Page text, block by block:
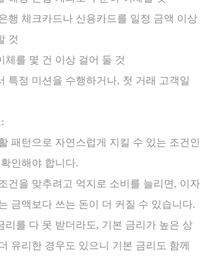
행 체크카드나 신용카드를 일정 금액 이상
것
체를 몇 건 이상 걸어 둘 것
특정 미션을 수행하거나, 첫 거래 고객일
패턴으로 자연스럽게 지킬 수 있는 조건인
인해야 합니다.
건을 맞추려고 억지로 소비를 늘리면, 이자
금액보다 쓰는 돈이 더 커질 수 있습니다.
리를 다 못 받더라도, 기본 금리가 높은 상
유리한 경우도 있으니 기본 금리도 함께